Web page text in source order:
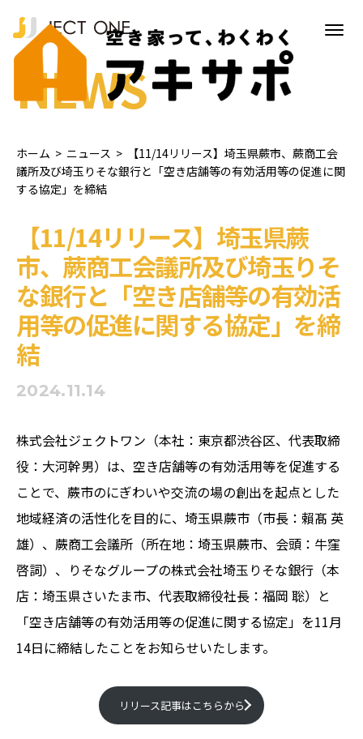
NEWS
ホーム > ニュース >
【11/14リリース】埼玉県蕨市、蕨商工会
議所及び埼玉りそな銀行と「空き店舗等の有効活用等の促進に関
する協定」を締結
【11/14リリース】埼玉県蕨
市、蕨商工会議所及び埼玉りそ
な銀行と「空き店舗等の有効活
用等の促進に関する協定」を締
結
2024.11.14
株式会社ジェクトワン（本社：東京都渋谷区、代表取締
役：大河幹男）は、空き店舗等の有効活用等を促進する
ことで、蕨市のにぎわいや交流の場の創出を起点とした
地域経済の活性化を目的に、埼玉県蕨市（市長：賴髙 英
雄）、蕨商工会議所（所在地：埼玉県蕨市、会頭：牛窪
啓詞）、りそなグループの株式会社埼玉りそな銀行（本
店：埼玉県さいたま市、代表取締役社長：福岡 聡）と
「空き店舗等の有効活用等の促進に関する協定」を11月
14日に締結したことをお知らせいたします。
リリース記事はこちらから